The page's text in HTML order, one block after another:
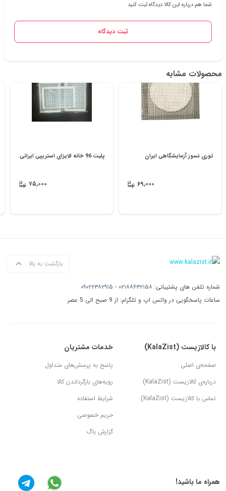
شما هم درباره این کالا دیدگاه ثبت کنید
ثبت دیدگاه
محصولات مشابه
توری نسوز آزمایشگاهی ایران
۶۹,۰۰۰
پلیت 96 خانه الایزای استریپی ایرانی
۷۵,۰۰۰
بازگشت به بالا
شماره تلفن های پشتیبانی: ۰۲۱۸۸۶۳۲۱۵۸ - ۰۹۰۲۲۳۸۲۹۱۵
ساعات پاسخگویی در واتس اپ و تلگرام: از 9 صبح الی 5 عصر
با کالازیست (KalaZist)
صفحه‌ی اصلی
درباره‌ی کالازیست (KalaZist)
تماس با کالازیست (KalaZist)
خدمات مشتریان
پاسخ به پرسش‌های متداول
رویه‌های بازگرداندن کالا
شرایط استفاده
حریم خصوصی
گزارش باگ
همراه ما باشید!